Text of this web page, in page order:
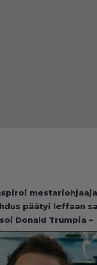
päätyi leffaan
Donald Trumpia –
luona